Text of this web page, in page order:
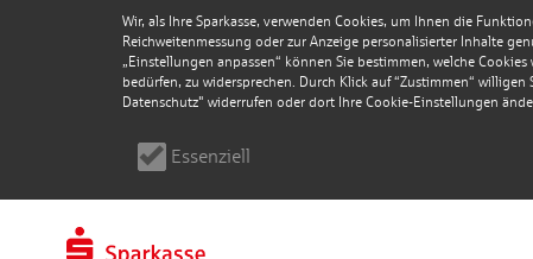
Wir, als Ihre Sparkasse, verwenden Cookies, um Ihnen die
Reichweitenmessung oder zur Anzeige personalisierter Inhalte
„Einstellungen anpassen“ können Sie bestimmen, welche
bedürfen, zu widersprechen. Durch Klick auf “Zustimmen“
Datenschutz" widerrufen oder dort Ihre Cookie-Einstellungen
Essenziell